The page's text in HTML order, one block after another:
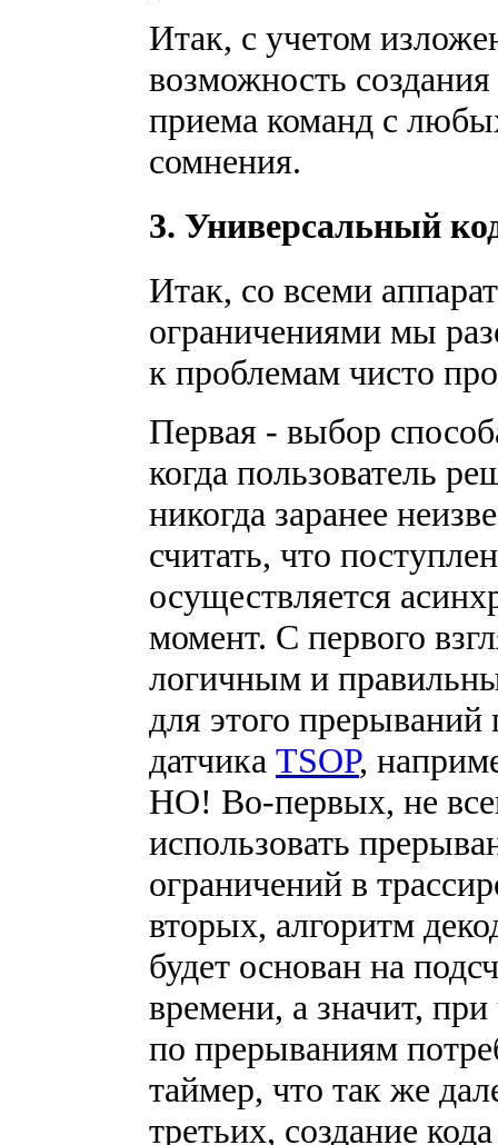
Итак, с учетом
возможность
приема команд с
сомнения.
3. Универсальный
Итак, со всеми
ограничениями мы
к проблемам чисто
Первая - выбор
когда пользователь
никогда заранее
считать, что
осуществляется
момент. С первого
логичным и
для этого прерываний
датчика TSOP,
НО! Во-первых, не
использовать
ограничений в
вторых, алгоритм
будет основан на
времени, а значит,
по прерываниям
таймер, что так же
третьих, создание